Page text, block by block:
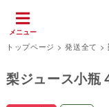
メニュー
トップページ >発送全て >
梨ジュース小瓶